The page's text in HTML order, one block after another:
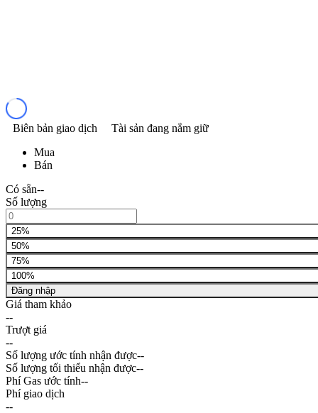
Biên bản giao dịch
Tài sản đang nắm giữ
Mua
Bán
Có sẵn--
Số lượng
25%
50%
75%
100%
Đăng nhập
Giá tham khảo
--
Trượt giá
--
Số lượng ước tính nhận được--
Số lượng tối thiểu nhận được--
Phí Gas ước tính--
Phí giao dịch
--